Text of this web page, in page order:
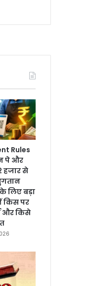
Rules
पे और
से
लिए बड़ा
किस पर
और किसे